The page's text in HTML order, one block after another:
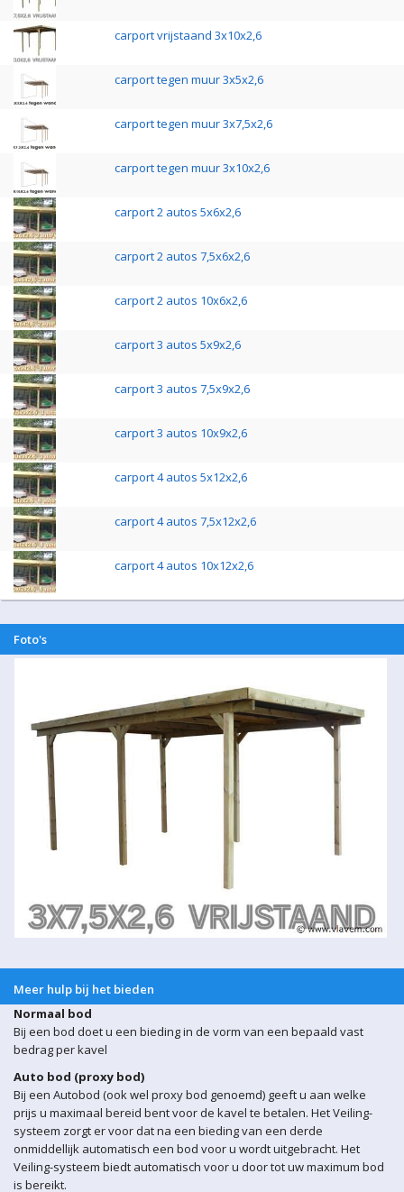
carport vrijstaand 3x10x2,6
carport tegen muur 3x5x2,6
carport tegen muur 3x7,5x2,6
carport tegen muur 3x10x2,6
carport 2 autos 5x6x2,6
carport 2 autos 7,5x6x2,6
carport 2 autos 10x6x2,6
carport 3 autos 5x9x2,6
carport 3 autos 7,5x9x2,6
carport 3 autos 10x9x2,6
carport 4 autos 5x12x2,6
carport 4 autos 7,5x12x2,6
carport 4 autos 10x12x2,6
Foto's
Meer hulp bij het bieden
Normaal bod
Bij een bod doet u een bieding in de vorm van een bepaald vast
bedrag per kavel
Auto bod (proxy bod)
Bij een Autobod (ook wel proxy bod genoemd) geeft u aan welke
prijs u maximaal bereid bent voor de kavel te betalen. Het Veiling-
systeem zorgt er voor dat na een bieding van een derde
onmiddellijk automatisch een bod voor u wordt uitgebracht. Het
Veiling-systeem biedt automatisch voor u door tot uw maximum bod
is bereikt.